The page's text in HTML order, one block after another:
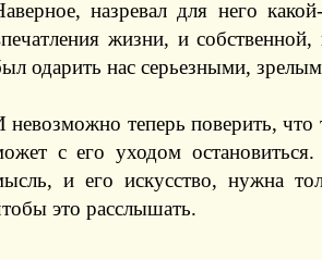
назревал для него
жизни, и
одарить нас серьезными,
невозможно теперь поверить,
с его уходом
и его искусство, нужна
это расслышать.